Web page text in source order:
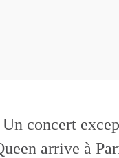
concert
arrive à